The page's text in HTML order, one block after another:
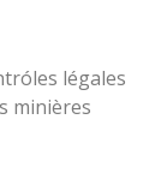
légales
minières